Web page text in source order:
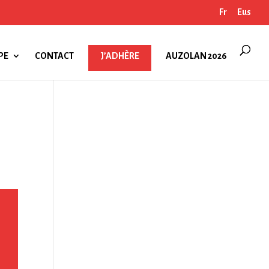
Fr Eus
CONTACT J’ADHÈRE AUZOLAN 2026